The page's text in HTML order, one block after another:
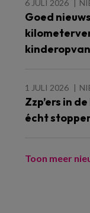
6 JULI 2026
Goed
1 JULI 2026
Zzp’ers in
écht
Toon meer